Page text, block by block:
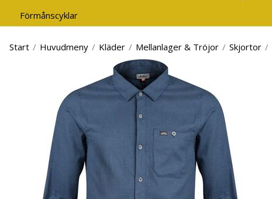
Förmånscyklar
Start / Huvudmeny / Kläder / Mellanlager & Tröjor / Skjortor /